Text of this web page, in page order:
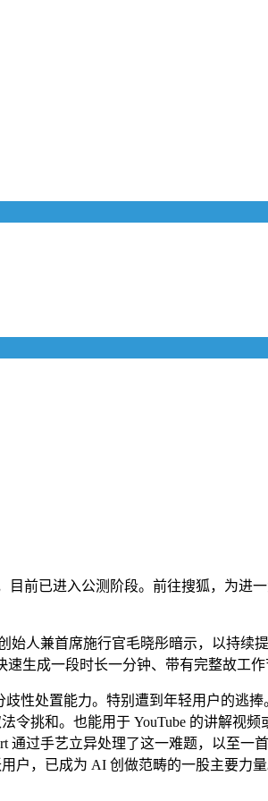
已进入公测阶段。前往搜狐，为进
人兼首席施行官毛晓彤暗示，以持续
生成一段时长一分钟、带有完整故工作
处置能力。特别遭到年轻用户的逃捧
挑和。也能用于 YouTube 的讲解视
过手艺立异处理了这一难题，以至一
户，已成为 AI 创做范畴的一股主要